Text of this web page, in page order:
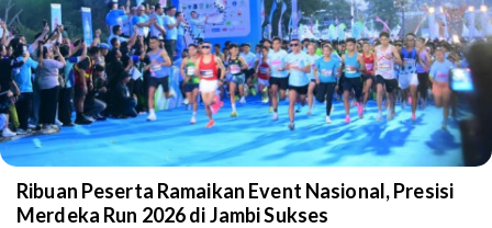
Ribuan Peserta Ramaikan Event Nasional, Presisi
Merdeka Run 2026 di Jambi Sukses